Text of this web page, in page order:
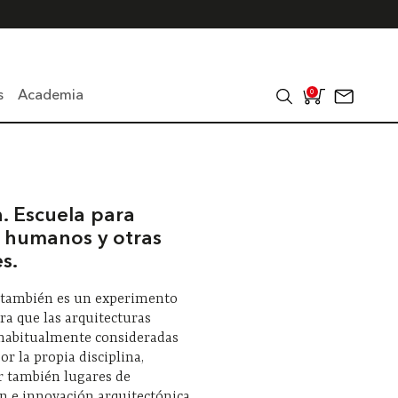
Academia 0
Escuela para
y otras
también es un experimento
que las arquitecturas
consideradas
la propia disciplina,
también lugares de